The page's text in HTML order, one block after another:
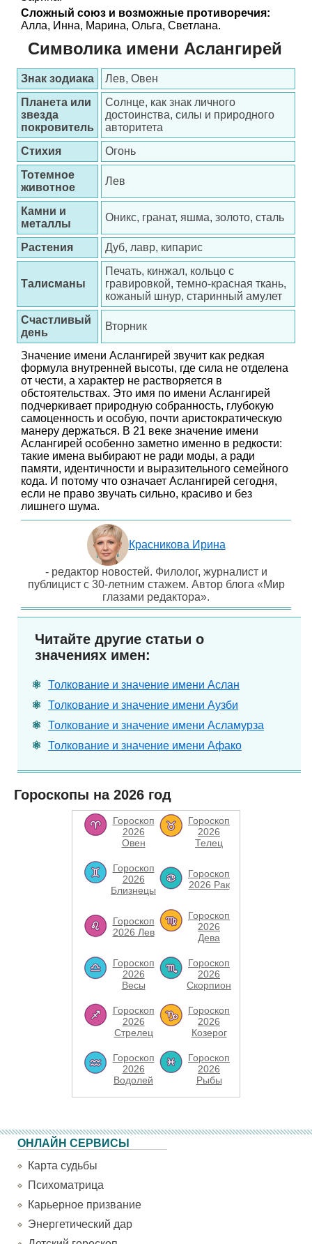
Сложный союз и возможные противоречия:
Алла, Инна, Марина, Ольга, Светлана.
Символика имени Аслангирей
Знак зодиака
Лев, Овен
Планета или
звезда
покровитель
Солнце, как знак личного
достоинства, силы и природного
авторитета
Стихия
Огонь
Тотемное
животное
Лев
Камни и
металлы
Оникс, гранат, яшма, золото, сталь
Растения Дуб, лавр, кипарис
Талисманы
Печать, кинжал, кольцо с
гравировкой, темно-красная ткань,
кожаный шнур, старинный амулет
Счастливый
день
Вторник
Значение имени Аслангирей звучит как редкая
формула внутренней высоты, где сила не отделена
от чести, а характер не растворяется в
обстоятельствах. Это имя по имени Аслангирей
подчеркивает природную собранность, глубокую
самоценность и особую, почти аристократическую
манеру держаться. В 21 веке значение имени
Аслангирей особенно заметно именно в редкости:
такие имена выбирают не ради моды, а ради
памяти, идентичности и выразительного семейного
кода. И потому что означает Аслангирей сегодня,
если не право звучать сильно, красиво и без
лишнего шума.
Красникова Ирина
- редактор новостей. Филолог, журналист и
публицист с 30-летним стажем. Автор блога «Мир
глазами редактора».
Читайте другие статьи о
значениях имен:
Толкование и значение имени Аслан
Толкование и значение имени Аузби
Толкование и значение имени Асламурза
Толкование и значение имени Афако
Гороскопы на 2026 год
Гороскоп
2026
Овен
Гороскоп
2026
Телец
Гороскоп
2026
Близнецы
Гороскоп
2026 Рак
Гороскоп
2026 Лев
Гороскоп
2026
Дева
Гороскоп
2026
Весы
Гороскоп
2026
Скорпион
Гороскоп
2026
Стрелец
Гороскоп
2026
Козерог
Гороскоп
2026
Водолей
Гороскоп
2026
Рыбы
ОНЛАЙН СЕРВИСЫ
Карта судьбы
Психоматрица
Карьерное призвание
Энергетический дар